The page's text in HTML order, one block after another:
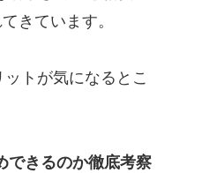
きています。
トが気になるとこ
できるのか徹底考察